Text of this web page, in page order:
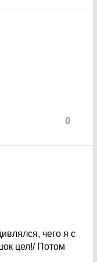
0
чего я с
цел!/ Потом